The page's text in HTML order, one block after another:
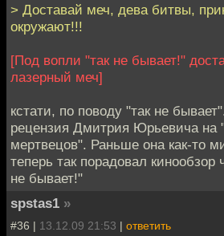
> Доставай меч, дева битвы,
окружают!!!
[Под вопли "так не бывает!"
лазерный меч]
кстати, по поводу "так не
рецензия Дмитрия Юрьевича на
мертвецов". Раньше она как-то
теперь так порадовал кинообзор
не бывает!"
spstas1 »
#36 | 13.12.09 21:53 | ответить